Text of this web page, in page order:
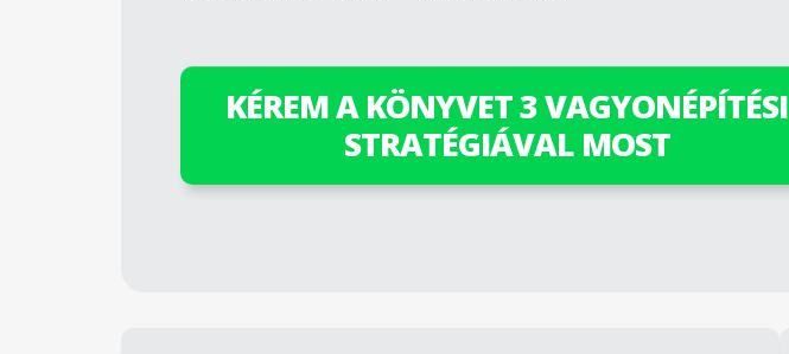
KÉREM A KÖNYVET 3 VAGYONÉPÍTÉSI
STRATÉGIÁVAL MOST